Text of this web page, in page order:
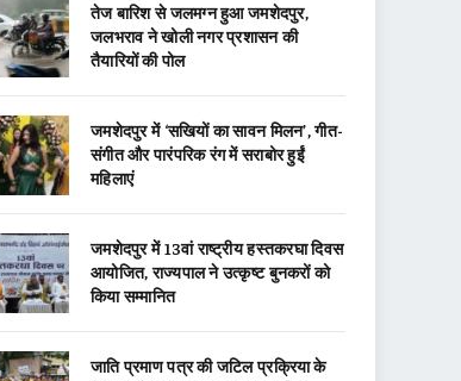
तेज बारिश से जलमग्न हुआ जमशेदपुर,
जलभराव ने खोली नगर प्रशासन की
तैयारियों की पोल
जमशेदपुर में ‘सखियों का सावन मिलन’, गीत-
संगीत और पारंपरिक रंग में सराबोर हुईं
महिलाएं
जमशेदपुर में 13वां राष्ट्रीय हस्तकरघा दिवस
आयोजित, राज्यपाल ने उत्कृष्ट बुनकरों को
किया सम्मानित
जाति प्रमाण पत्र की जटिल प्रक्रिया के